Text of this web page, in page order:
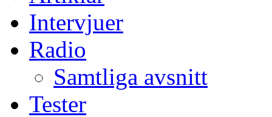
Intervjuer
Radio
Samtliga avsnitt
Tester